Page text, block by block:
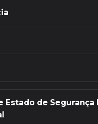
Estado de Segurança